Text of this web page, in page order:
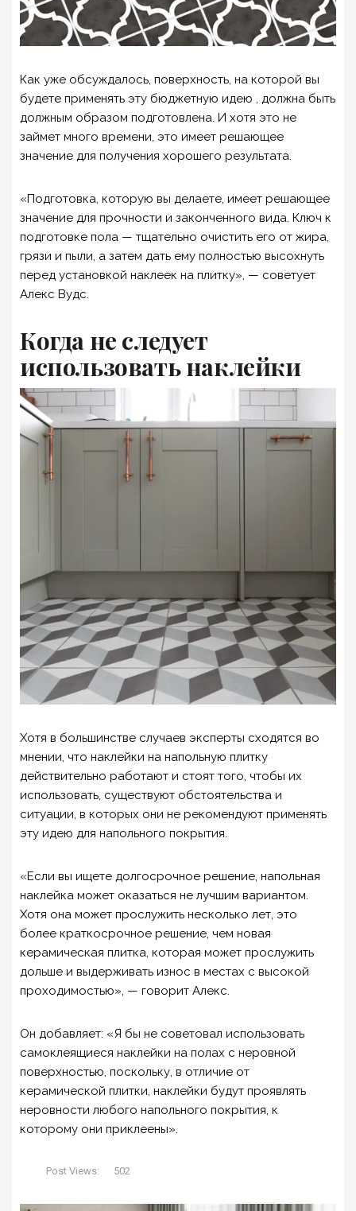
Как уже обсуждалось, поверхность, на которой вы
будете применять эту бюджетную идею , должна быть
должным образом подготовлена. И хотя это не
займет много времени, это имеет решающее
значение для получения хорошего результата.
«Подготовка, которую вы делаете, имеет решающее
значение для прочности и законченного вида. Ключ к
подготовке пола — тщательно очистить его от жира,
грязи и пыли, а затем дать ему полностью высохнуть
перед установкой наклеек на плитку», — советует
Алекс Вудс.
Когда не следует
использовать наклейки
Хотя в большинстве случаев эксперты сходятся во
мнении, что наклейки на напольную плитку
действительно работают и стоят того, чтобы их
использовать, существуют обстоятельства и
ситуации, в которых они не рекомендуют применять
эту идею для напольного покрытия.
«Если вы ищете долгосрочное решение, напольная
наклейка может оказаться не лучшим вариантом.
Хотя она может прослужить несколько лет, это
более краткосрочное решение, чем новая
керамическая плитка, которая может прослужить
дольше и выдерживать износ в местах с высокой
проходимостью», — говорит Алекс.
Он добавляет: «Я бы не советовал использовать
самоклеящиеся наклейки на полах с неровной
поверхностью, поскольку, в отличие от
керамической плитки, наклейки будут проявлять
неровности любого напольного покрытия, к
которому они приклеены».
Post Views: 502